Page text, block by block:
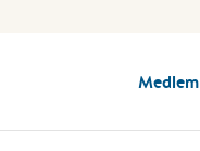
Medlem